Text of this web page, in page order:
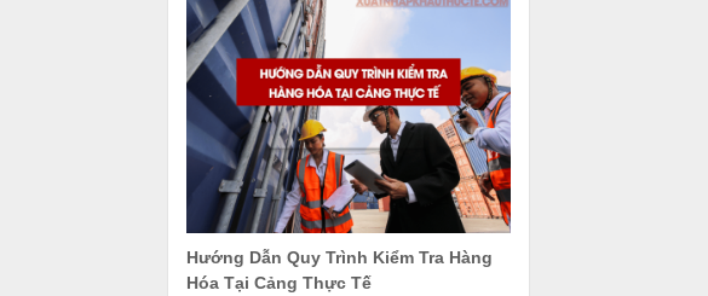
Hướng Dẫn Quy Trình Kiểm Tra Hàng
Hóa Tại Cảng Thực Tế